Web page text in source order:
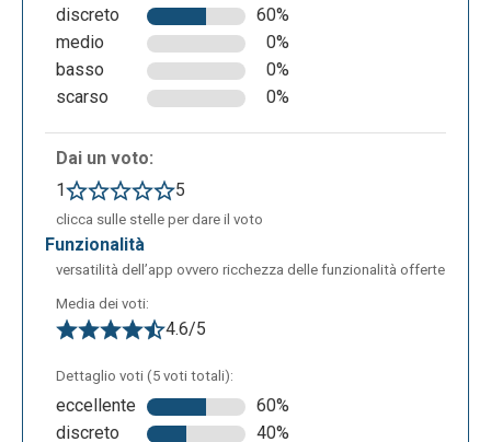
discreto
60%
medio
0%
basso
0%
scarso
0%
Dai un voto:
1
5
clicca sulle stelle per dare il voto
funzionalità
versatilità dell’app ovvero ricchezza delle funzionalità offerte
Media dei voti:
4.6/5
Dettaglio voti (5 voti totali):
eccellente
60%
discreto
40%